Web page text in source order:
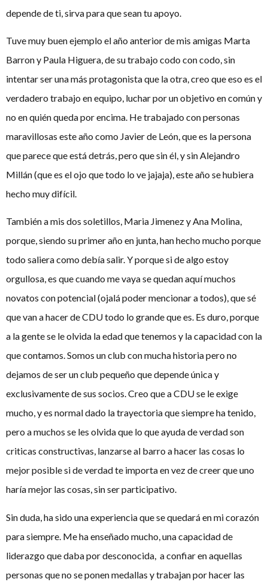
depende de ti, sirva para que sean tu apoyo.
Tuve muy buen ejemplo el año anterior de mis amigas Marta
Barron y Paula Higuera, de su trabajo codo con codo, sin
intentar ser una más protagonista que la otra, creo que eso es el
verdadero trabajo en equipo, luchar por un objetivo en común y
no en quién queda por encima. He trabajado con personas
maravillosas este año como Javier de León, que es la persona
que parece que está detrás, pero que sin él, y sin Alejandro
Millán (que es el ojo que todo lo ve jajaja), este año se hubiera
hecho muy difícil.
También a mis dos soletillos, Maria Jimenez y Ana Molina,
porque, siendo su primer año en junta, han hecho mucho porque
todo saliera como debía salir. Y porque si de algo estoy
orgullosa, es que cuando me vaya se quedan aquí muchos
novatos con potencial (ojalá poder mencionar a todos), que sé
que van a hacer de CDU todo lo grande que es. Es duro, porque
a la gente se le olvida la edad que tenemos y la capacidad con la
que contamos. Somos un club con mucha historia pero no
dejamos de ser un club pequeño que depende única y
exclusivamente de sus socios. Creo que a CDU se le exige
mucho, y es normal dado la trayectoria que siempre ha tenido,
pero a muchos se les olvida que lo que ayuda de verdad son
criticas constructivas, lanzarse al barro a hacer las cosas lo
mejor posible si de verdad te importa en vez de creer que uno
haría mejor las cosas, sin ser participativo.
Sin duda, ha sido una experiencia que se quedará en mi corazón
para siempre. Me ha enseñado mucho, una capacidad de
liderazgo que daba por desconocida, a confiar en aquellas
personas que no se ponen medallas y trabajan por hacer las